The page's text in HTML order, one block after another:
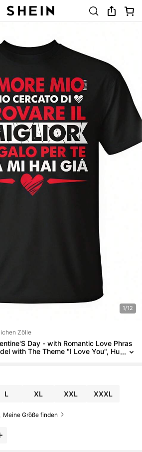
1/12
Zölle
Day - with Romantic Love Phras
with The Theme "I Love You", Hu
L XL XXL XXXL
Meine Größe finden